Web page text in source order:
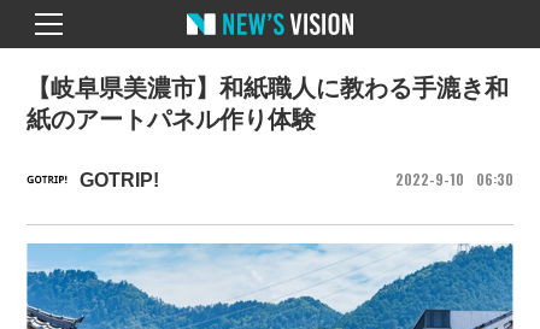
GOTRIP! 2022 9 10 06 30
【岐阜県美濃市】和紙職人に教わる手漉き和
紙のアートパネル作り体験